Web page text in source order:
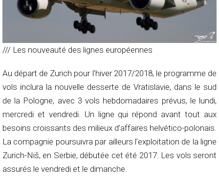
/// Les nouveauté des lignes européennes
Au départ de Zurich pour l’hiver 2017/2018, le programme de
vols inclura la nouvelle desserte de Vratislavie, dans le sud
de la Pologne, avec 3 vols hebdomadaires prévus, le lundi,
mercredi et vendredi. Un ligne qui répond avant tout aux
besoins croissants des milieux d’affaires helvético-polonais.
La compagnie poursuivra par ailleurs l’exploitation de la ligne
Zurich-Niš, en Serbie, débutée cet été 2017. Les vols seront
assurés le vendredi et le dimanche.